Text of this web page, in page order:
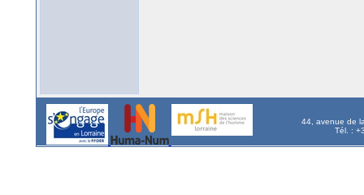
44, avenue de
Tél. :